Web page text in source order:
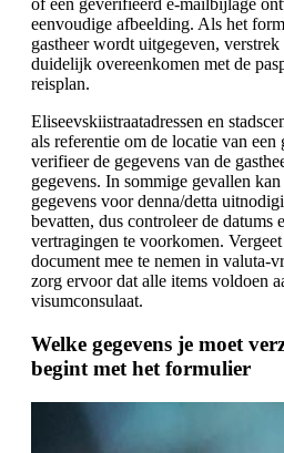
of een geverifieerd e-mailbijlage
eenvoudige afbeelding. Als het
gastheer wordt uitgegeven,
duidelijk overeenkomen met de
reisplan.
Eliseevskiistraatadressen en
als referentie om de locatie van een
verifieer de gegevens van de
gegevens. In sommige gevallen
gegevens voor denna/detta
bevatten, dus controleer de
vertragingen te voorkomen.
document mee te nemen in valuta-
zorg ervoor dat alle items voldoen
visumconsulaat.
Welke gegevens je moet
begint met het formulier